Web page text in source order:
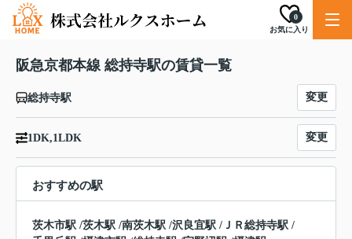
お気に入り
0
阪急京都本線 総持寺駅の賃貸一覧
総持寺駅 変更
1DK,1LDK 変更
おすすめの駅
茨木市駅 /茨木駅 /南茨木駅 /沢良宜駅 / ＪＲ総持寺駅 /